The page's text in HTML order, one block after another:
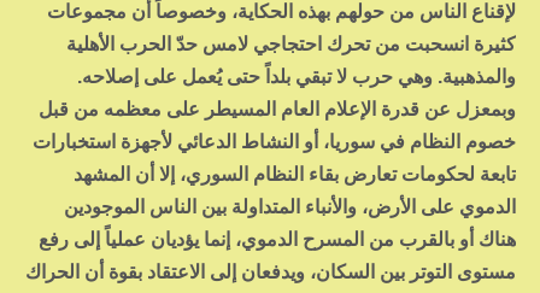
لإقناع الناس من حولهم بهذه الحكاية، وخصوصاً أن مجموعات
كثيرة انسحبت من تحرك احتجاجي لامس حدّ الحرب الأهلية
والمذهبية. وهي حرب لا تبقي بلداً حتى يُعمل على إصلاحه.
وبمعزل عن قدرة الإعلام العام المسيطر على معظمه من قبل
خصوم النظام في سوريا، أو النشاط الدعائي لأجهزة استخبارات
تابعة لحكومات تعارض بقاء النظام السوري، إلا أن المشهد
الدموي على الأرض، والأنباء المتداولة بين الناس الموجودين
هناك أو بالقرب من المسرح الدموي، إنما يؤديان عملياً إلى رفع
مستوى التوتر بين السكان، ويدفعان إلى الاعتقاد بقوة أن الحراك